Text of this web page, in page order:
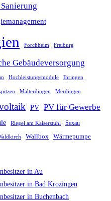
Forchheim Freiburg
Gebäudeversorgung
Hochleistungsmodule Ihringen
Malterdingen Merdingen
PV PV für Gewerbe
Riegel am Kaiserstuhl Sexau
Wallbox Wärmepumpe
in Au
in Bad Krozingen
in Buchenbach